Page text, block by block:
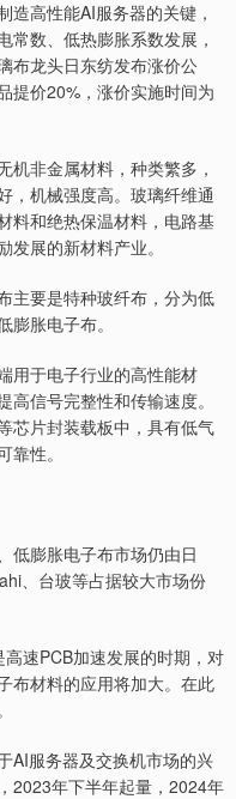
高性能AI服务器的关键，
常数、低热膨胀系数发展，
布龙头日东纺发布涨价公
提价20%，涨价实施时间为
非金属材料，种类繁多，
，机械强度高。玻璃纤维通
料和绝热保温材料，电路基
展的新材料产业。
要是特种玻纤布，分为低
胀电子布。
于电子行业的高性能材
信号完整性和传输速度。
芯片封装载板中，具有低气
性。
膨胀电子布市场仍由日
、台玻等占据较大市场份
速PCB加速发展的时期，对
布材料的应用将加大。在此
服务器及交换机市场的兴
2023年下半年起量，2024年